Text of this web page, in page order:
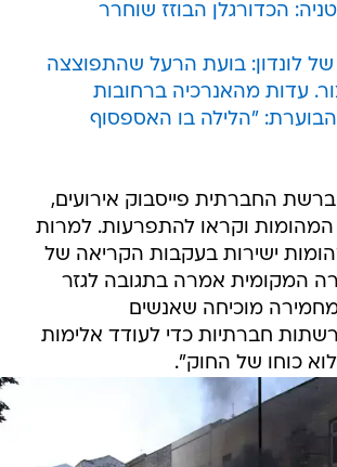
הכדורגלן הבוזז שוחרר
לונדון: בועת הרעל שהתפוצצה
עדות מהאנרכיה ברחובות
הבוערת: "הלילה בו האספסוף
החברתית פייסבוק אירועים,
וקראו להתפרעות. למרות
ישירות בעקבות הקריאה של
המקומית אמרה בתגובה לגזר
מחמירה מוכיחה שאנשים
חברתיות כדי לעודד אלימות
כוחו של החוק".